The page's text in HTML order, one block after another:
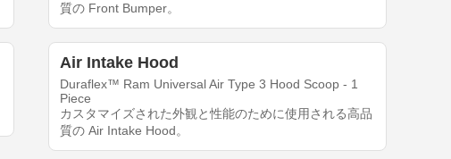
質の Front Bumper。
Air Intake Hood
Duraflex™ Ram Universal Air Type 3 Hood Scoop - 1
Piece
カスタマイズされた外観と性能のために使用される高品
質の Air Intake Hood。